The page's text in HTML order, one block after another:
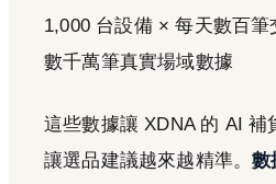
1,000 台設備 × 每天數百
數千萬筆真實場域數據
這些數據讓 XDNA 的 AI 補
讓選品建議越來越精準。數